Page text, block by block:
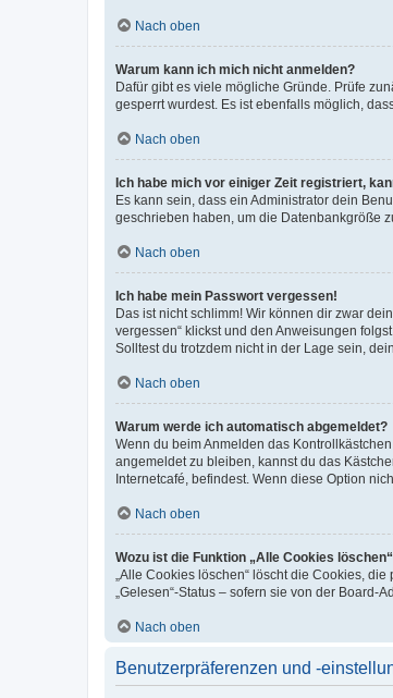
Nach oben
Warum kann ich mich nicht anmelden?
Dafür gibt es viele mögliche Gründe. Prüfe
gesperrt wurdest. Es ist ebenfalls möglich,
Nach oben
Ich habe mich vor einiger Zeit registriert,
Es kann sein, dass ein Administrator dein
geschrieben haben, um die Datenbankgröße
Nach oben
Ich habe mein Passwort vergessen!
Das ist nicht schlimm! Wir können dir zwar
vergessen“ klickst und den Anweisungen
Solltest du trotzdem nicht in der Lage sein,
Nach oben
Warum werde ich automatisch abgemeldet?
Wenn du beim Anmelden das
angemeldet zu bleiben, kannst du das
Internetcafé, befindest. Wenn diese Option
Nach oben
Wozu ist die Funktion „Alle Cookies
„Alle Cookies löschen“ löscht die Cookies,
„Gelesen“-Status – sofern sie von der
Nach oben
Benutzerpräferenzen und -